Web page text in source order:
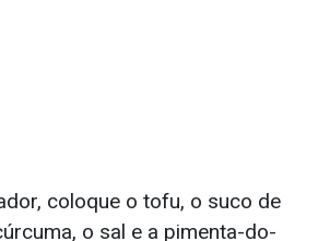
coloque o tofu, o suco de
o sal e a pimenta-do-